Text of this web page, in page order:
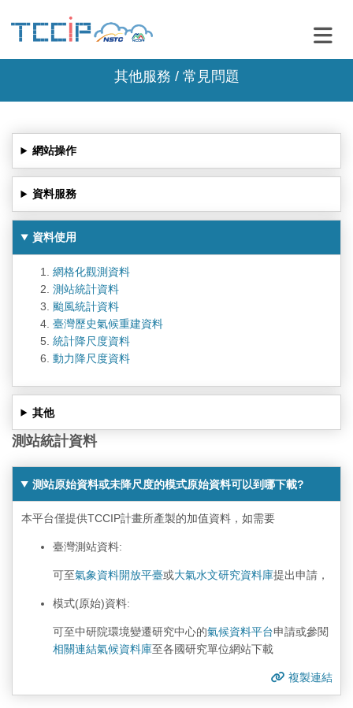
其他服務 / 常見問題
網站操作
資料服務
資料使用
網格化觀測資料
測站統計資料
颱風統計資料
臺灣歷史氣候重建資料
統計降尺度資料
動力降尺度資料
其他
測站統計資料
測站原始資料或未降尺度的模式原始資料可以到哪下載?
本平台僅提供TCCIP計畫所產製的加值資料，如需要
臺灣測站資料:
可至氣象資料開放平臺或大氣水文研究資料庫提出申請，
模式(原始)資料:
可至中研院環境變遷研究中心的氣候資料平台申請或參閱
相關連結氣候資料庫至各國研究單位網站下載
複製連結